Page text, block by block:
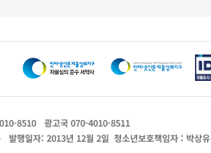
8510
광고국 070-4010-8511
발행일자: 2013년 12월 2일 청소년보호책임자 : 박상유